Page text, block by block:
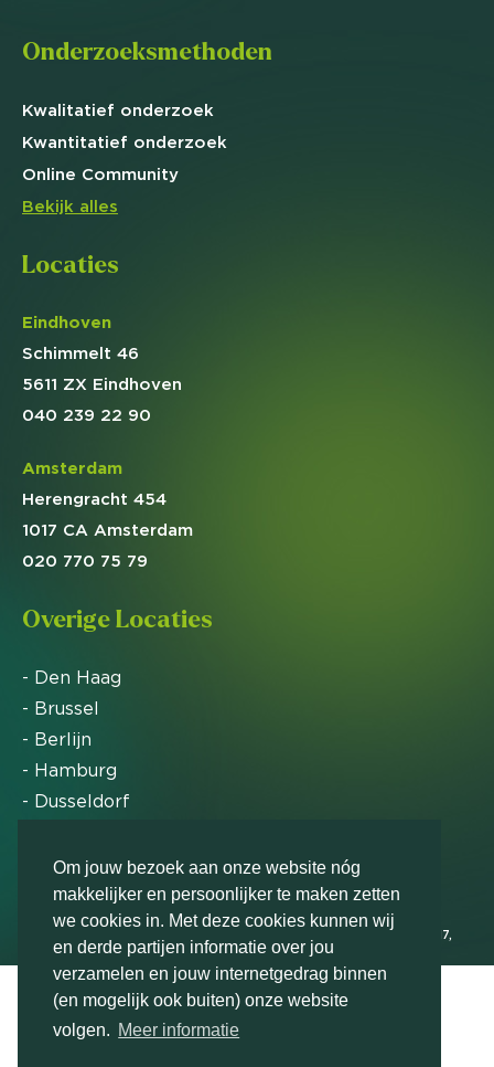
Om jouw bezoek aan onze website nóg
makkelijker en persoonlijker te maken zetten
we cookies in. Met deze cookies kunnen wij
en derde partijen informatie over jou
verzamelen en jouw internetgedrag binnen
(en mogelijk ook buiten) onze website
volgen. Meer informatie
Onderzoeksmethoden
Kwalitatief onderzoek
Kwantitatief onderzoek
Online Community
Bekijk alles
Locaties
Eindhoven
Schimmelt 46
5611 ZX Eindhoven
040 239 22 90
Amsterdam
Herengracht 454
1017 CA Amsterdam
020 770 75 79
Overige Locaties
- Den Haag
- Brussel
- Berlijn
- Hamburg
- Dusseldorf
Markteffect is door het Financieele Dagblad
uitgeroepen tot FD Gazelle in 2012, 2015, 2016, 2017,
2018, 2019, 2020, 2021, 2022, 2023, 2024 en 2025